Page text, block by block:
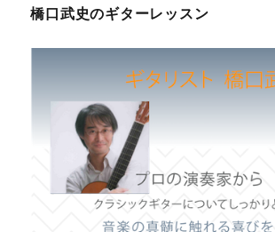
橋口武史のギターレッスン